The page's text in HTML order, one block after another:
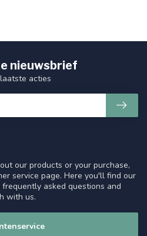
our products or your purchase,
service page. Here you'll find our
asked questions and
with us.
nieuwsbrief
acties